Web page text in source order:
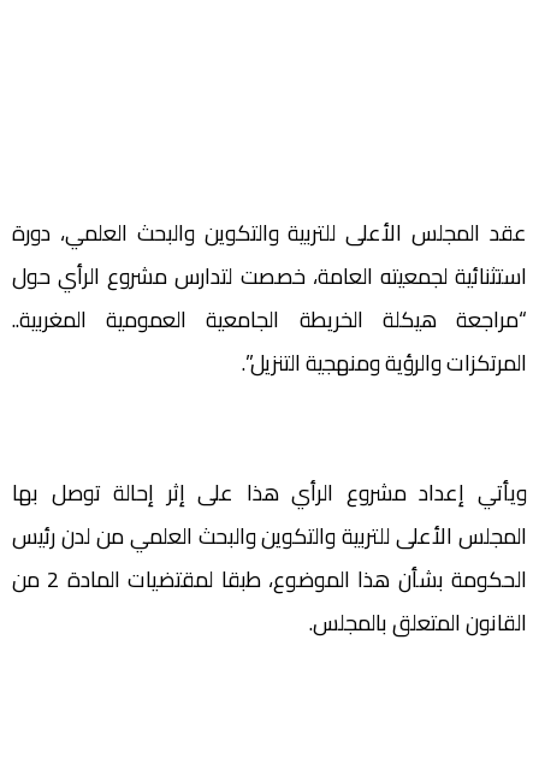
عقد المجلس الأعلى للتربية والتكوين والبحث العلمي، دورة
استثنائية لجمعيته العامة، خصصت لتدارس مشروع الرأي حول
“مراجعة هيكلة الخريطة الجامعية العمومية المغربية..
المرتكزات والرؤية ومنهجية التنزيل”.
ويأتي إعداد مشروع الرأي هذا على إثر إحالة توصل بها
المجلس الأعلى للتربية والتكوين والبحث العلمي من لدن رئيس
الحكومة بشأن هذا الموضوع، طبقا لمقتضيات المادة 2 من
القانون المتعلق بالمجلس.